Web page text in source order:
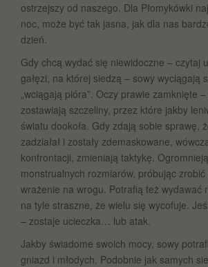
ostrzejszy od naszego. Dla Płomykówki
noc, może być tak jasna, jak dla nas
dzień.
Gdy chcą wydać się niewidoczne – czytaj
gałęzi, na której siedzą – sowy wyciągają
„wciągają pióra”. Oczy prawie zamknięte
zostawiają szczeliny, przez które jakby
światu dookoła. Gdy zdają sobie sprawę,
zadziałał i zostały zdemaskowane,
konfrontacji, zmieniają taktykę.
monstrualnych rozmiarów, próbując
wrażenie na wrogu. Potrafią też wydawać
na tyle straszne, że wielu się wycofuje.
– zostaje ucieczka… lub atak.
Jakby świadome swoich mocy, sowy
gniazd i młodych. Podobnie jak samych